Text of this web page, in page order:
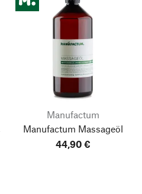
Manufactum
Manufactum Massageöl
44,90 €